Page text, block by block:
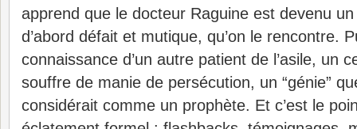
apprend que le docteur Raguine est devenu un
d’abord défait et mutique, qu’on le rencontre.
connaissance d’un autre patient de l’asile, un
souffre de manie de persécution, un “génie”
considérait comme un prophète. Et c’est le